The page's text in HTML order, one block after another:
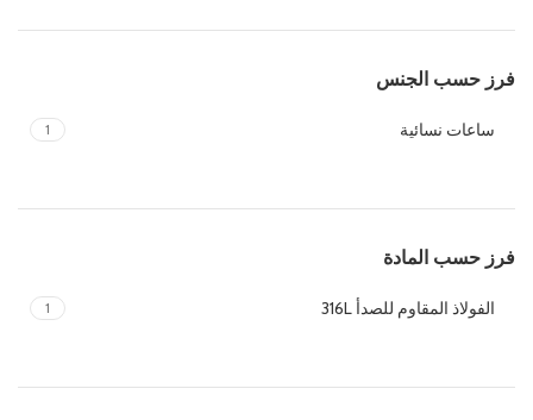
فرز حسب الجنس
ساعات نسائية 1
فرز حسب المادة
الفولاذ المقاوم للصدأ 316L 1